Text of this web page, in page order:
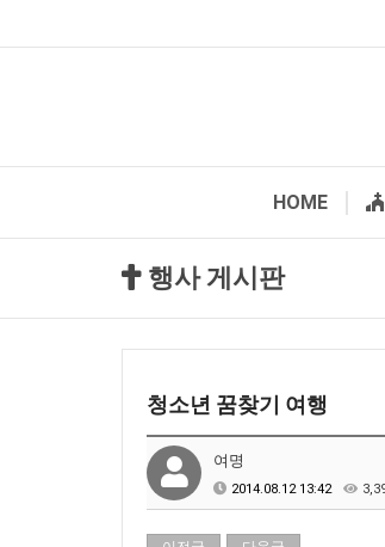
HOME
행사 게시판
청소년 꿈찾기 여행
여명
2014.08.12 13:42